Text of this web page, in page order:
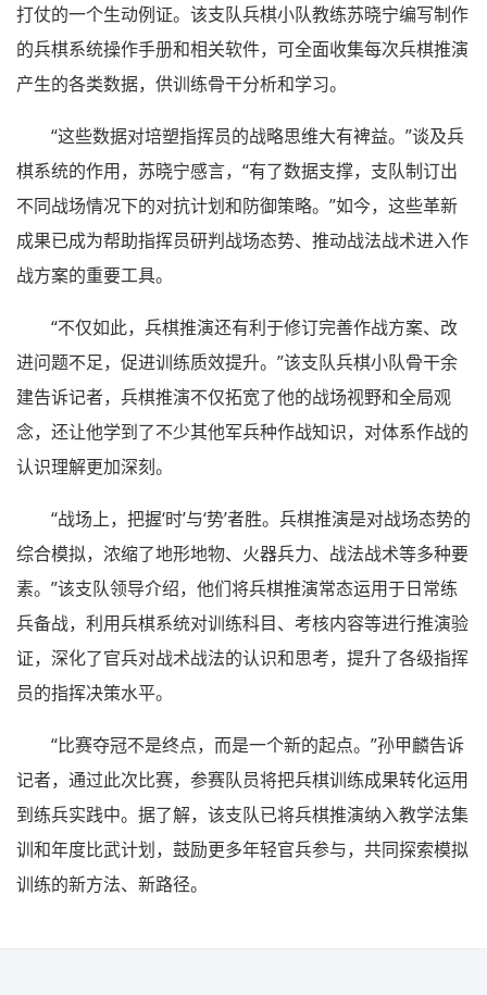
打仗的一个生动例证。该支队兵棋小队教练苏晓宁编写制作
的兵棋系统操作手册和相关软件，可全面收集每次兵棋推演
产生的各类数据，供训练骨干分析和学习。
“这些数据对培塑指挥员的战略思维大有裨益。”谈及兵
棋系统的作用，苏晓宁感言，“有了数据支撑，支队制订出
不同战场情况下的对抗计划和防御策略。”如今，这些革新
成果已成为帮助指挥员研判战场态势、推动战法战术进入作
战方案的重要工具。
“不仅如此，兵棋推演还有利于修订完善作战方案、改
进问题不足，促进训练质效提升。”该支队兵棋小队骨干余
建告诉记者，兵棋推演不仅拓宽了他的战场视野和全局观
念，还让他学到了不少其他军兵种作战知识，对体系作战的
认识理解更加深刻。
“战场上，把握‘时’与‘势’者胜。兵棋推演是对战场态势的
综合模拟，浓缩了地形地物、火器兵力、战法战术等多种要
素。”该支队领导介绍，他们将兵棋推演常态运用于日常练
兵备战，利用兵棋系统对训练科目、考核内容等进行推演验
证，深化了官兵对战术战法的认识和思考，提升了各级指挥
员的指挥决策水平。
“比赛夺冠不是终点，而是一个新的起点。”孙甲麟告诉
记者，通过此次比赛，参赛队员将把兵棋训练成果转化运用
到练兵实践中。据了解，该支队已将兵棋推演纳入教学法集
训和年度比武计划，鼓励更多年轻官兵参与，共同探索模拟
训练的新方法、新路径。